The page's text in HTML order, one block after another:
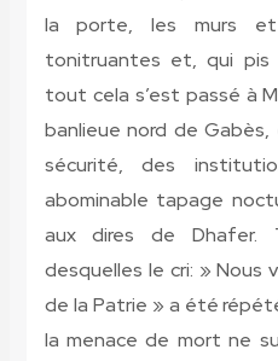
la porte, les murs et
tonitruantes et, qui pis
tout cela s’est passé à
banlieue nord de
sécurité, des
abominable tapage
aux dires de Dhafer.
desquelles le cri: » Nous
de la Patrie » a été
la menace de mort ne